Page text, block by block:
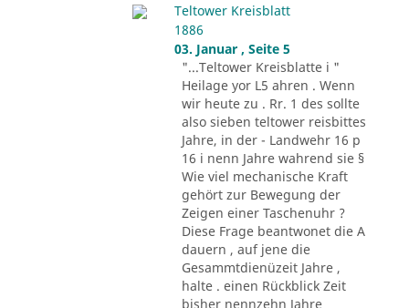
Teltower Kreisblatt
1886
03. Januar , Seite 5
"...Teltower Kreisblatte i "
Heilage yor L5 ahren . Wenn
wir heute zu . Rr. 1 des sollte
also sieben teltower reisbittes
Jahre, in der - Landwehr 16 p
16 i nenn Jahre wahrend sie §
Wie viel mechanische Kraft
gehört zur Bewegung der
Zeigen einer Taschenuhr ?
Diese Frage beantwonet die A
dauern , auf jene die
Gesammtdienüzeit Jahre ,
halte . einen Rückblick Zeit
bisher nennzehn Jahre